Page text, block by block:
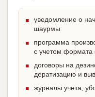
уведомление о
шаурмы
программа
с учетом формата
договоры на
дератизацию и
журналы учета,